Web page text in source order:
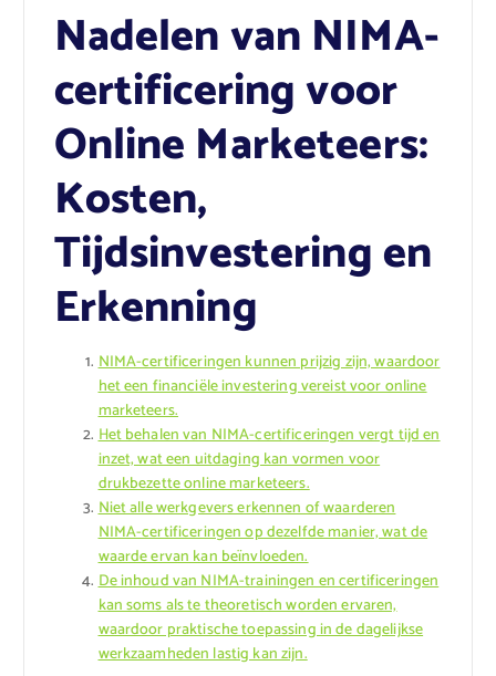
Nadelen van NIMA-
certificering voor
Online Marketeers:
Kosten,
Tijdsinvestering en
Erkenning
NIMA-certificeringen kunnen prijzig zijn, waardoor
het een financiële investering vereist voor online
marketeers.
Het behalen van NIMA-certificeringen vergt tijd en
inzet, wat een uitdaging kan vormen voor
drukbezette online marketeers.
Niet alle werkgevers erkennen of waarderen
NIMA-certificeringen op dezelfde manier, wat de
waarde ervan kan beïnvloeden.
De inhoud van NIMA-trainingen en certificeringen
kan soms als te theoretisch worden ervaren,
waardoor praktische toepassing in de dagelijkse
werkzaamheden lastig kan zijn.